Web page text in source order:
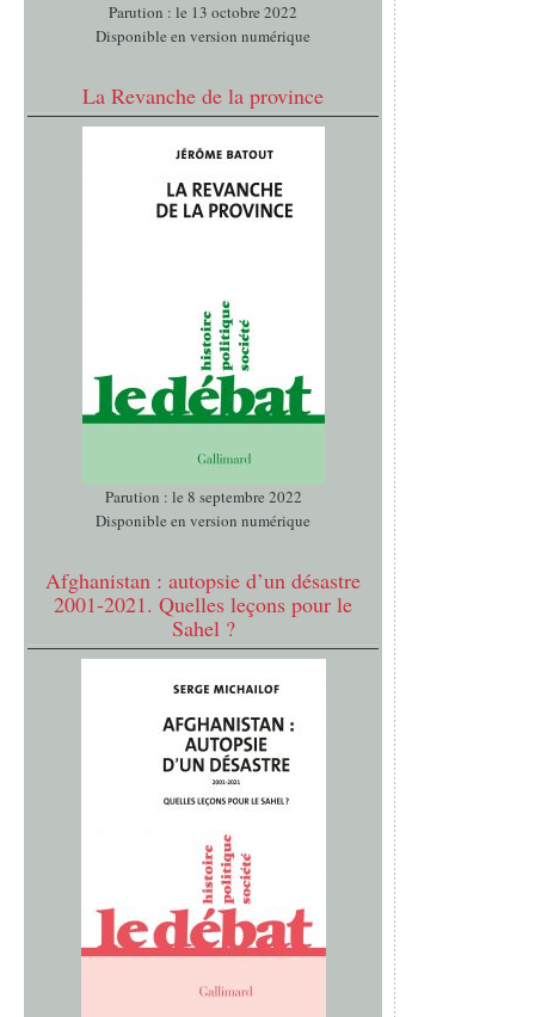
Parution : le 13 octobre 2022
Disponible en version numérique
La Revanche de la province
Parution : le 8 septembre 2022
Disponible en version numérique
Afghanistan : autopsie d’un désastre
2001-2021. Quelles leçons pour le
Sahel ?